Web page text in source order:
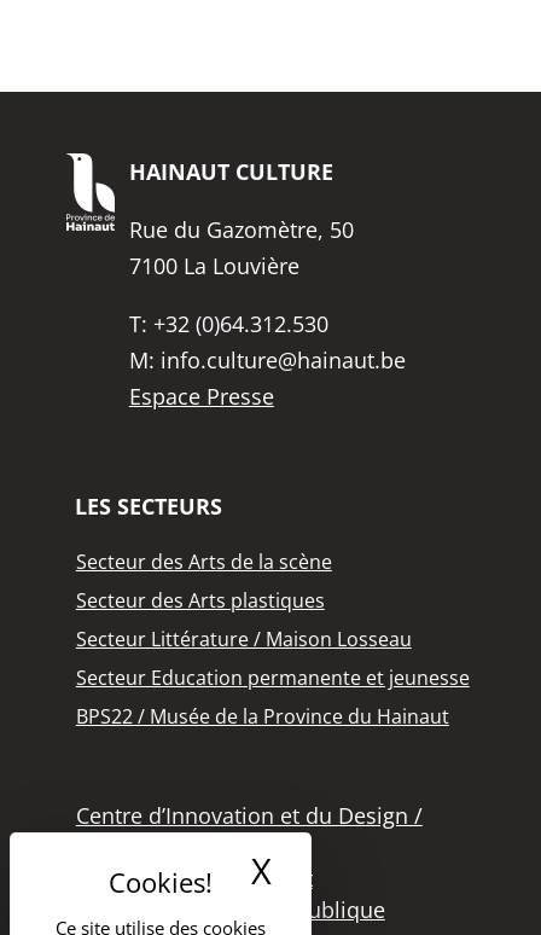
Ce site utilise des cookies
X Masquer le
HAINAUT CULTURE
Rue du Gazomètre, 50
7100 La Louvière
T: +32 (0)64.312.530
M: info.culture@hainaut.be
Espace Presse
LES SECTEURS
Secteur des Arts de la scène
Secteur des Arts plastiques
Secteur Littérature / Maison Losseau
Secteur Education permanente et jeunesse
BPS22 / Musée de la Province du Hainaut
Centre d’Innovation et du Design /
Office des Métiers d’Art
Secteur de la Lecture Publique